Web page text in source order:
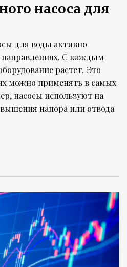
насоса для
для воды активно
направлениях. С каждым
растет. Это
можно применять в самых
насосы используют на
напора или отвода